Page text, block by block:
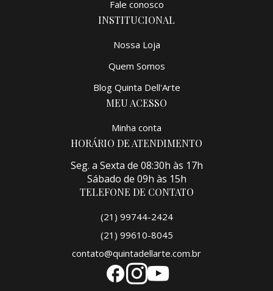
Fale conosco
INSTITUCIONAL
Nossa Loja
Quem Somos
Blog Quinta Dell'Arte
MEU ACESSO
Minha conta
HORÁRIO DE ATENDIMENTO
Seg. a Sexta de 08:30h às 17h
Sábado de 09h às 15h
TELEFONE DE CONTATO
(21) 99744-2424
(21) 99610-8045
contato@quintadellarte.com.br